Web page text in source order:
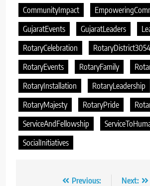
CommunityImpact
GujaratEvents
GujaratLeaders
RotaryCelebration
RotaryDistrict3054
RotaryEvents
RotaryFamily
RotaryInstallation
RotaryLeadership
RotaryMajesty
RotaryPride
ServiceAndFellowship
SocialInitiatives
Previous:
Next: